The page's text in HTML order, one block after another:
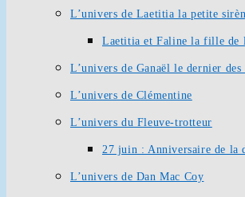
L’univers de Laetitia la petite
Laetitia et Faline la fille de
L’univers de Ganaël le dernier des
L’univers de Clémentine
L’univers du Fleuve-trotteur
27 juin : Anniversaire de la
L’univers de Dan Mac Coy